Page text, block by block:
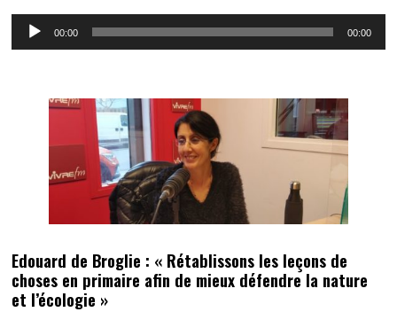
Lecteur
00:00 00:00
Edouard de Broglie : « Rétablissons les leçons de
choses en primaire afin de mieux défendre la nature
et l’écologie »